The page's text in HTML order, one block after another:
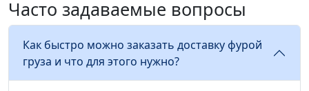
Часто задаваемые вопросы
Как быстро можно заказать доставку фурой
груза и что для этого нужно?